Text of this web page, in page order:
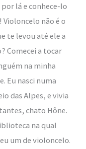
lá e conhece-lo
não é o
te levou até ele a
Comecei a tocar
na minha
Eu nasci numa
das Alpes, e vivia
chato Hône.
na qual
um de violoncelo.